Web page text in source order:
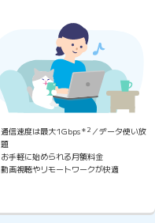
通信速度は最大1Gbps＊2 ／データ使い放
題
お手軽に始められる月額料金
動画視聴やリモートワークが快適